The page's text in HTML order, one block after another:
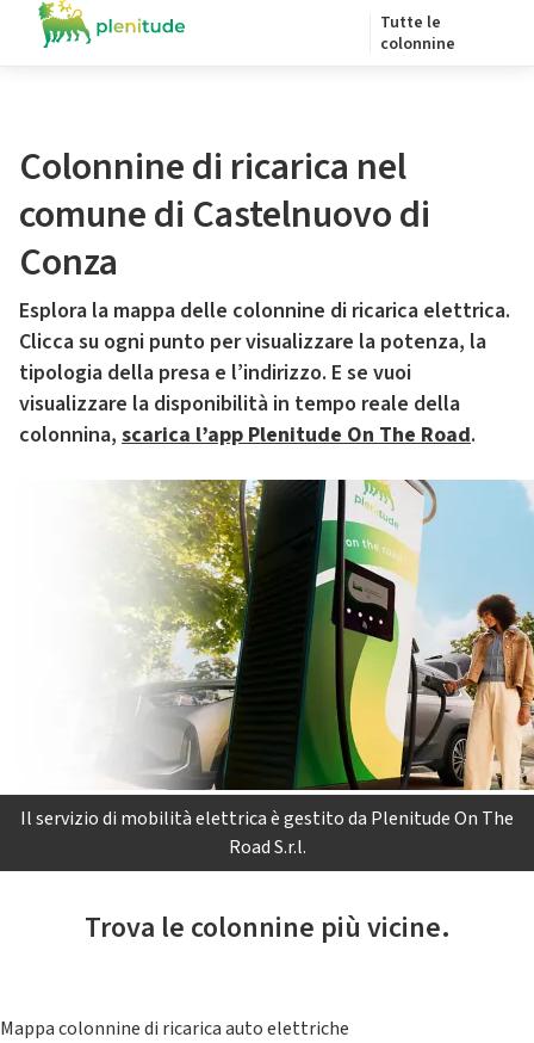
Tutte le
colonnine
Colonnine di ricarica nel
comune di Castelnuovo di
Conza
Esplora la mappa delle colonnine di ricarica elettrica.
Clicca su ogni punto per visualizzare la potenza, la
tipologia della presa e l’indirizzo. E se vuoi
visualizzare la disponibilità in tempo reale della
colonnina, scarica l’app Plenitude On The Road.
Il servizio di mobilità elettrica è gestito da Plenitude On The
Road S.r.l.
Trova le colonnine più vicine.
Mappa colonnine di ricarica auto elettriche